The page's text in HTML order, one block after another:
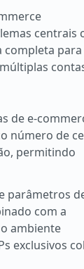
centrais
completa para
de e-
número de
permitindo
parâmetros
com a
ambiente
exclusivos